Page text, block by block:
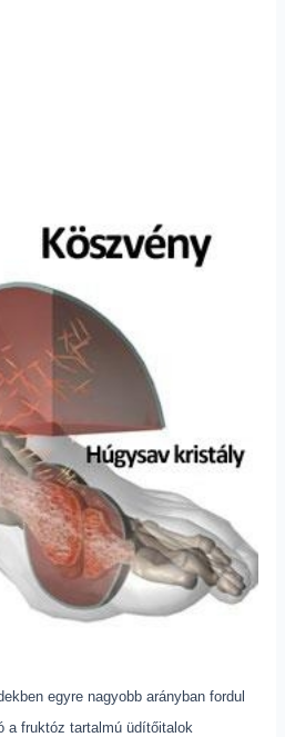
egyre nagyobb arányban fordul
a fruktóz tartalmú üdítőitalok